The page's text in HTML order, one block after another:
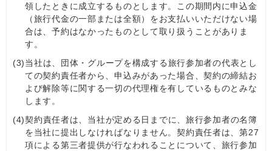
領したときに成立するものとします。この期間内に申込金
（旅行代金の一部または全額）をお支払いいただけない場
合は、予約はなかったものとして取り扱うことがありま
す。
(3)当社は、団体・グループを構成する旅行参加者の代表とし
ての契約責任者から、申込みがあった場合、契約の締結お
よび解除等に関する一切の代理権を有しているものとみな
します。
(4)契約責任者は、当社が定める日までに、旅行参加者の名簿
を当社に提出しなければなりません。契約責任者は、第27
項による第三者提供が行なわれることについて、旅行参加